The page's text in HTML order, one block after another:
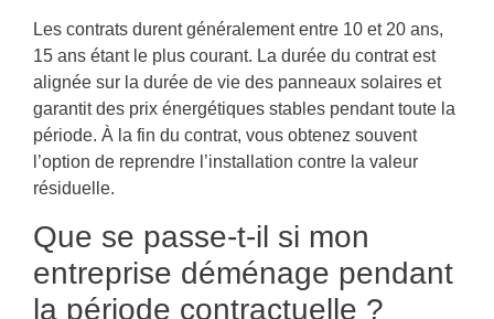
Les contrats durent généralement entre 10 et 20 ans,
15 ans étant le plus courant. La durée du contrat est
alignée sur la durée de vie des panneaux solaires et
garantit des prix énergétiques stables pendant toute la
période. À la fin du contrat, vous obtenez souvent
l’option de reprendre l’installation contre la valeur
résiduelle.
Que se passe-t-il si mon
entreprise déménage pendant
la période contractuelle ?